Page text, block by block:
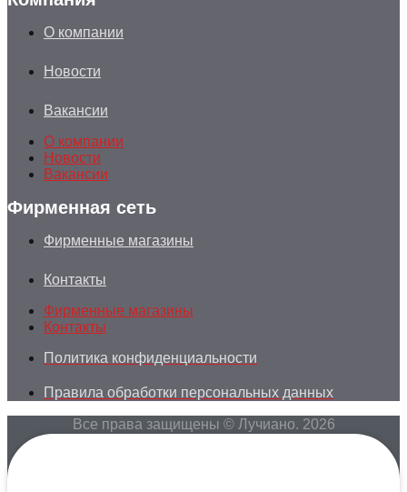
О компании
Новости
Вакансии
О компании
Новости
Вакансии
Фирменная сеть
Фирменные магазины
Контакты
Фирменные магазины
Контакты
Политика конфиденциальности
Правила обработки персональных данных
Все права защищены © Лучиано. 2026